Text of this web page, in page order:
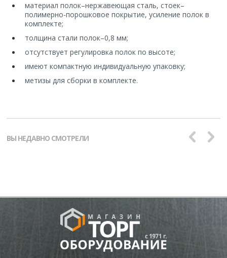
материал полок–нержавеющая сталь, стоек–
полимерно-порошковое покрытие, усиление полок в
комплекте;
толщина стали полок–0,8 мм;
отсутствует регулировка полок по высоте;
имеют компактную индивидуальную упаковку;
метизы для сборки в комплекте.
ВЫ НЕДАВНО СМОТРЕЛИ